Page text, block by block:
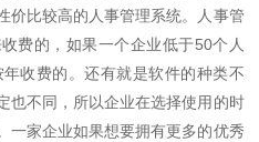
价比较高的人事管理系统。人事管
费的，如果一个企业低于50个人
收费的。还有就是软件的种类不
也不同，所以企业在选择使用的时
一家企业如果想要拥有更多的优秀